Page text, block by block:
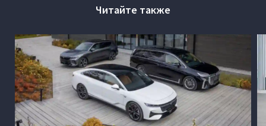
Читайте также